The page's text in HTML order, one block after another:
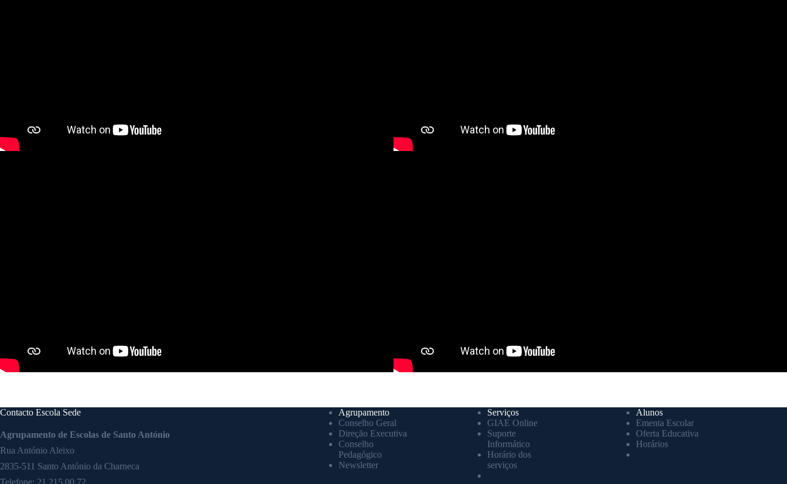
Contacto Escola Sede
Agrupamento de Escolas de Santo António
Rua António Aleixo
2835-511 Santo António da Charneca
Telefone: 21 215 00 72
Agrupamento
Conselho Geral
Direção Executiva
Conselho
Pedagógico
Newsletter
Serviços
GIAE Online
Suporte
Informático
Horário dos
serviços
Alunos
Ementa Escolar
Oferta Educativa
Horários